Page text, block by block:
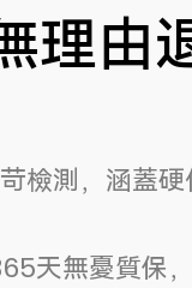
理由
檢測，涵蓋
天無憂質保